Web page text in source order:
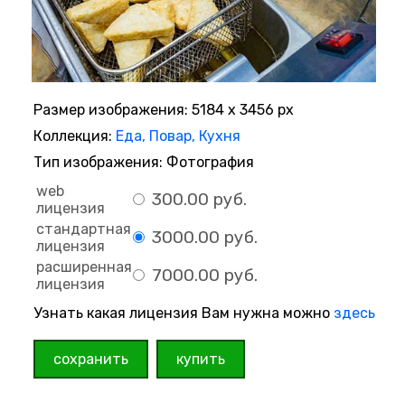
Размер изображения: 5184 x 3456 px
Коллекция: Еда, Повар, Кухня
Тип изображения: Фотография
web
лицензия
300.00 руб.
стандартная
лицензия
3000.00 руб.
расширенная
лицензия
7000.00 руб.
Узнать какая лицензия Вам нужна можно здесь
сохранить купить